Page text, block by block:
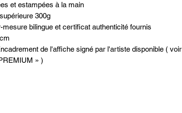
et estampées à la main
300g
mesure bilingue et certificat authenticité fournis
de l'affiche signé par l'artiste disponible ( voir
» )